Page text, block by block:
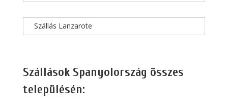
Szállás Lanzarote
Szállások Spanyolország összes
településén: